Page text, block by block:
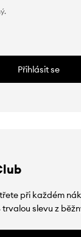
Přihlásit se
při každém
trvalou slevu z